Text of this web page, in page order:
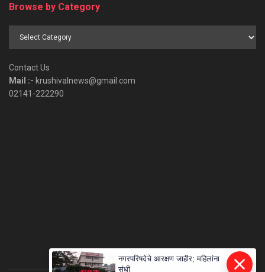
Browse by Category
Contact Us
Mail :- krushivalnews@gmail.com
02141-222290
नगरपरिषदेचे आरक्षण जाहीर; महिलांना
संधी